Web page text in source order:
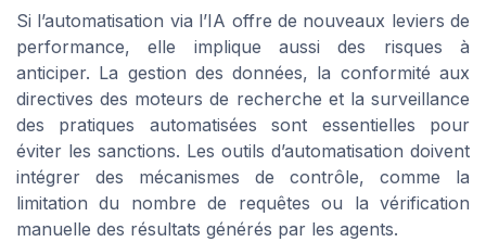
Si l’automatisation via l’IA offre de nouveaux leviers de
performance, elle implique aussi des risques à
anticiper. La gestion des données, la conformité aux
directives des moteurs de recherche et la surveillance
des pratiques automatisées sont essentielles pour
éviter les sanctions. Les outils d’automatisation doivent
intégrer des mécanismes de contrôle, comme la
limitation du nombre de requêtes ou la vérification
manuelle des résultats générés par les agents.